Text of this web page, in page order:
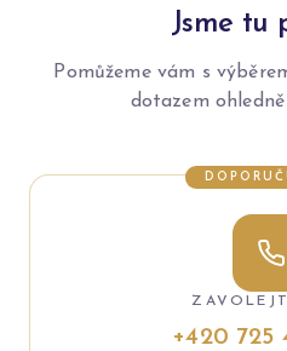
Jsme tu
Pomůžeme vám s
dotazem
+420 725